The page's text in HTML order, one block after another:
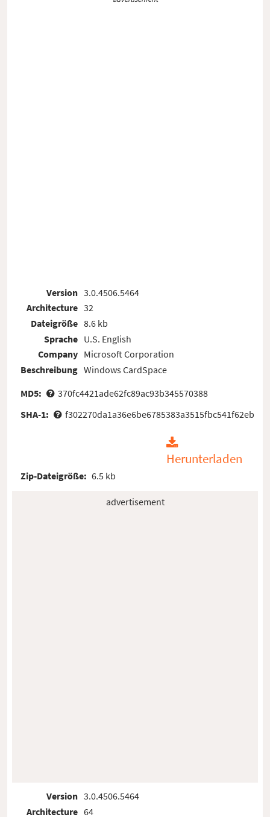
Version
Architecture
Dateigröße
Sprache
Company
Beschreibung
3.0.4506.5464
32
8.6 kb
U.S. English
Microsoft Corporation
Windows CardSpace
MD5:
370fc4421ade62fc89ac93b345570388
SHA-1:
f302270da1a36e6be6785383a3515fbc541f62eb
Herunterladen
Zip-Dateigröße: 6.5 kb
advertisement
Version
Architecture
3.0.4506.5464
64